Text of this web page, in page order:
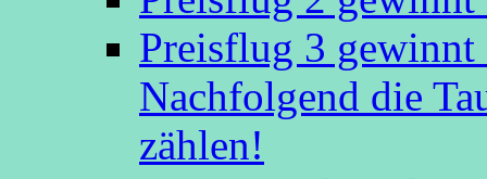
Preisflug 3
Nachfolgend die
zählen!